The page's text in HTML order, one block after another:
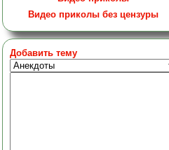
Видео приколы без цензуры
Добавить тему